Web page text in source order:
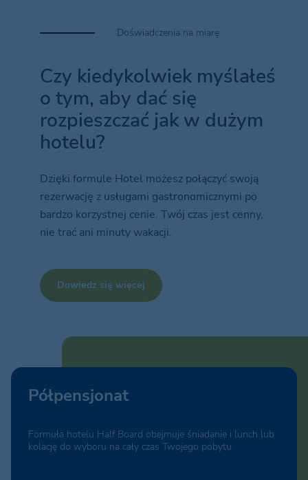
Doświadczenia na miarę
Czy kiedykolwiek myślałeś
o tym, aby dać się
rozpieszczać jak w dużym
hotelu?
Dzięki formule Hotel możesz połączyć swoją
rezerwację z usługami gastronomicznymi po
bardzo korzystnej cenie. Twój czas jest cenny,
nie trać ani minuty wakacji.
Dowiedz się więcej
Półpensjonat
Formuła hotelu Half Board obejmuje śniadanie i lunch lub
kolację do wyboru na cały czas Twojego pobytu.